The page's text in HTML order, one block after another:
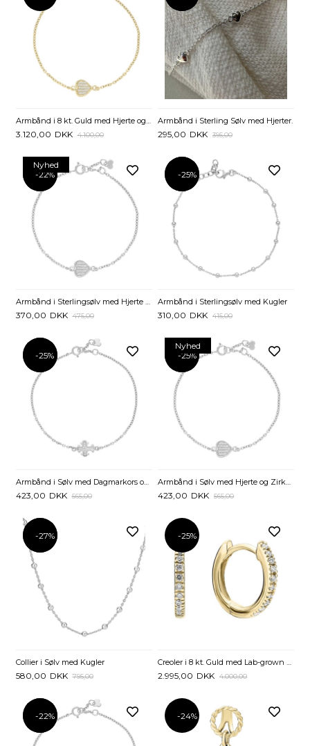
Armbånd i 8 kt. Guld med Hjerte og Zirkonia - 14 til 16 cm
3.120,00 DKK 4.100,00
Armbånd i Sterling Sølv med Hjerter.
295,00 DKK 395,00
Nyhed
-22%
-22%
370,00 DKK 475,00
-25%
-25%
Armbånd i Sterlingsølv med Kugler
310,00 DKK 415,00
-25%
-25%
Armbånd i Sølv med Dagmarkors og Zirkonia - 16 til 18 cm
423,00 DKK 565,00
Nyhed
-25%
-25%
Armbånd i Sølv med Hjerte og Zirkoniasten - 16 til 18 cm
423,00 DKK 565,00
-27%
-27%
Collier i Sølv med Kugler
580,00 DKK 795,00
-25%
Creoler i 8 kt. Guld med Lab-grown Diamanter - 0,12 ct.
2.995,00 DKK 4.000,00
-22%
-22% -24%